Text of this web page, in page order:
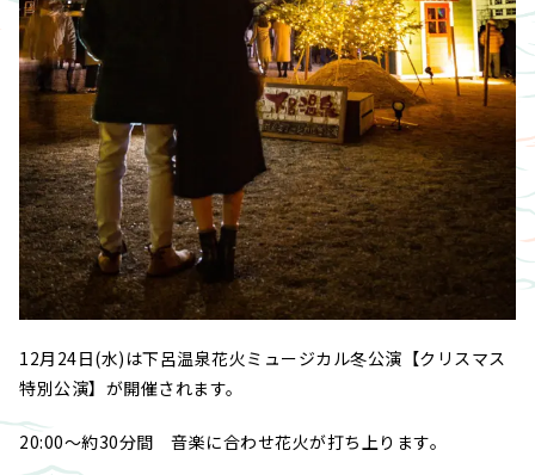
12月24日(水)は下呂温泉花火ミュージカル冬公演【クリスマス
特別公演】が開催されます。
20:00～約30分間 音楽に合わせ花火が打ち上ります。